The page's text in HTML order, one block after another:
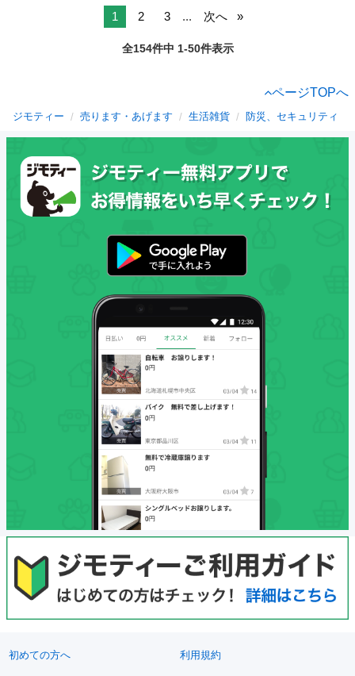
1 2 3 ... 次へ
全154件中 1-50件表示
ページTOPへ
ジモティー 売ります・あげます 生活雑貨 防災、セキュリティ
初めての方へ 利用規約